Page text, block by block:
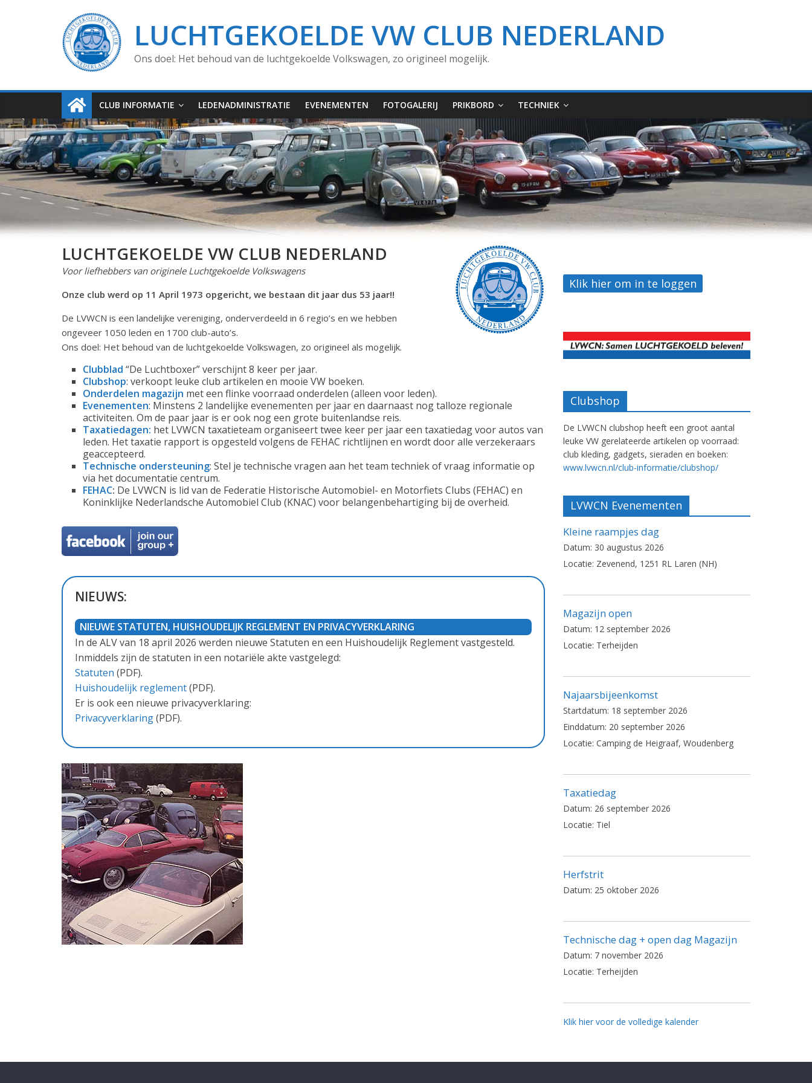
LUCHTGEKOELDE VW CLUB NEDERLAND
Ons doel: Het behoud van de luchtgekoelde Volkswagen, zo origineel mogelijk.
CLUB INFORMATIE LEDENADMINISTRATIE EVENEMENTEN FOTOGALERIJ PRIKBORD TECHNIEK
LUCHTGEKOELDE VW CLUB NEDERLAND
Voor liefhebbers van originele Luchtgekoelde Volkswagens
Onze club werd op 11 April 1973 opgericht, we bestaan dit jaar dus 53 jaar!!
De LVWCN is een landelijke vereniging, onderverdeeld in 6 regio’s en we hebben
ongeveer 1050 leden en 1700 club-auto’s.
Ons doel: Het behoud van de luchtgekoelde Volkswagen, zo origineel als mogelijk.
Clubblad “De Luchtboxer” verschijnt 8 keer per jaar.
Clubshop: verkoopt leuke club artikelen en mooie VW boeken.
Onderdelen magazijn met een flinke voorraad onderdelen (alleen voor leden).
Evenementen: Minstens 2 landelijke evenementen per jaar en daarnaast nog talloze regionale
activiteiten. Om de paar jaar is er ook nog een grote buitenlandse reis.
Taxatiedagen: het LVWCN taxatieteam organiseert twee keer per jaar een taxatiedag voor autos van
leden. Het taxatie rapport is opgesteld volgens de FEHAC richtlijnen en wordt door alle verzekeraars
geaccepteerd.
Technische ondersteuning: Stel je technische vragen aan het team techniek of vraag informatie op
via het documentatie centrum.
FEHAC: De LVWCN is lid van de Federatie Historische Automobiel- en Motorfiets Clubs (FEHAC) en
Koninklijke Nederlandsche Automobiel Club (KNAC) voor belangenbehartiging bij de overheid.
NIEUWS:
NIEUWE STATUTEN, HUISHOUDELIJK REGLEMENT EN PRIVACYVERKLARING
In de ALV van 18 april 2026 werden nieuwe Statuten en een Huishoudelijk Reglement vastgesteld.
Inmiddels zijn de statuten in een notariële akte vastgelegd:
Statuten (PDF).
Huishoudelijk reglement(PDF).
Er is ook een nieuwe privacyverklaring:
Privacyverklaring(PDF).
Clubshop
De LVWCN clubshop heeft een groot aantal
leuke VW gerelateerde artikelen op voorraad:
club kleding, gadgets, sieraden en boeken:
www.lvwcn.nl/club-informatie/clubshop/
LVWCN Evenementen
Kleine raampjes dag
Datum: 30 augustus 2026
Locatie: Zevenend, 1251 RL Laren (NH)
Magazijn open
Datum: 12 september 2026
Locatie: Terheijden
Najaarsbijeenkomst
Startdatum: 18 september 2026
Einddatum: 20 september 2026
Locatie: Camping de Heigraaf, Woudenberg
Taxatiedag
Datum: 26 september 2026
Locatie: Tiel
Herfstrit
Datum: 25 oktober 2026
Technische dag + open dag Magazijn
Datum: 7 november 2026
Locatie: Terheijden
Klik hier voor de volledige kalender